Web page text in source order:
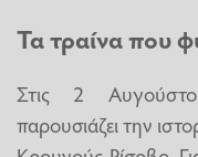
Τα τραίνα που
Στις 2
παρουσιάζει την